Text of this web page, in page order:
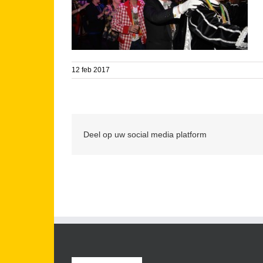
12 feb 2017
Deel op uw social media platform